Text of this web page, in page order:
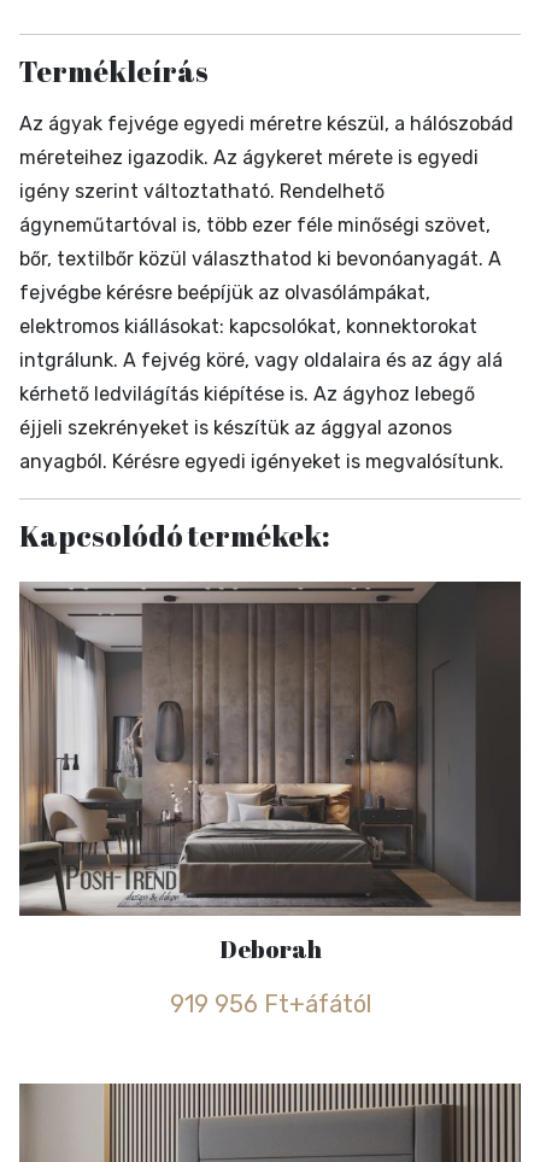
Termékleírás
Az ágyak fejvége egyedi méretre készül, a hálószobád
méreteihez igazodik. Az ágykeret mérete is egyedi
igény szerint változtatható. Rendelhető
ágyneműtartóval is, több ezer féle minőségi szövet,
bőr, textilbőr közül választhatod ki bevonóanyagát. A
fejvégbe kérésre beépíjük az olvasólámpákat,
elektromos kiállásokat: kapcsolókat, konnektorokat
intgrálunk. A fejvég köré, vagy oldalaira és az ágy alá
kérhető ledvilágítás kiépítése is. Az ágyhoz lebegő
éjjeli szekrényeket is készítük az ággyal azonos
anyagból. Kérésre egyedi igényeket is megvalósítunk.
Kapcsolódó termékek:
Deborah
919 956 Ft+áfától